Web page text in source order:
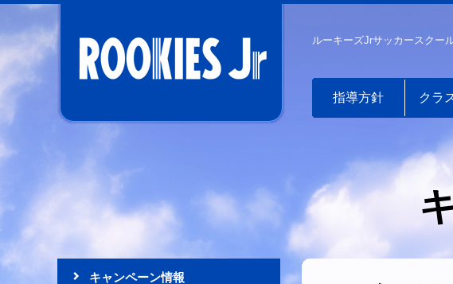
ルーキーズJrサッカースクー
指導方針 クラ
キャンペーン情報